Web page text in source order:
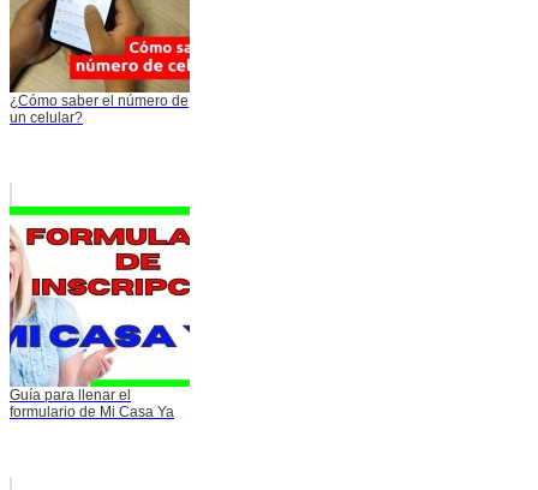
¿Cómo saber el número de
un celular?
Guía para llenar el
formulario de Mi Casa Ya